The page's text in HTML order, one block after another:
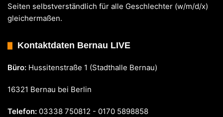
Seiten selbstverständlich für alle Geschlechter (w/m/d/x)
gleichermaßen.
Kontaktdaten Bernau LIVE
Büro: Hussitenstraße 1 (Stadthalle Bernau)
16321 Bernau bei Berlin
Telefon: 03338 750812 - 0170 5898858